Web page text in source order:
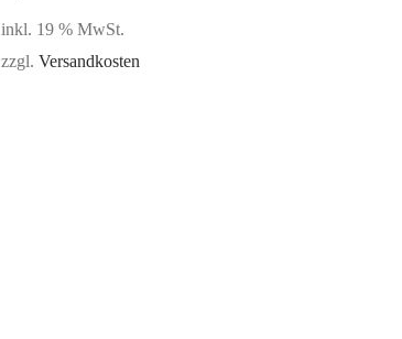
inkl. 19 % MwSt.
zzgl. Versandkosten